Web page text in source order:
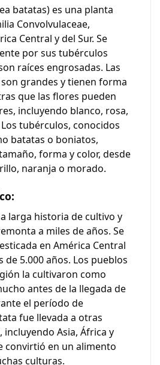
batatas) es una planta
Convolvulaceae,
Central y del Sur. Se
por sus tubérculos
raíces engrosadas. Las
grandes y tienen forma
que las flores pueden
incluyendo blanco, rosa,
tubérculos, conocidos
batatas o boniatos,
forma y color, desde
naranja o morado.
larga historia de cultivo y
a miles de años. Se
en América Central
de 5.000 años. Los pueblos
la cultivaron como
antes de la llegada de
el período de
fue llevada a otras
Asia, África y
convirtió en un alimento
culturas.